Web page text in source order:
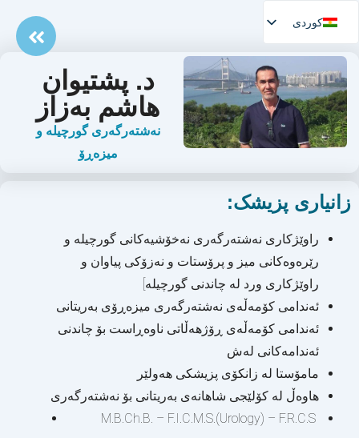
د. پشتیوان
ھاشم بەزاز
نەشتەرگەری گورچیلە و
میزەڕۆ
زانیاری پزیشک:
راوێژکاری نەشتەرگەری نەخۆشیەکانی گورچیلە و
رێرەوەکانی میز و پرۆستات و نەزۆکی پیاوان و
راوێژکاری ورد لە چاندنی گورچیلە]
ئەندامی کۆمەڵەی نەشتەرگەری میزەڕۆی بەریتانی
ئەندامی کۆمەڵەی ڕۆژھەڵاتی ناوەڕاست بۆ چاندنی
ئەندامەکانی لەش
مامۆستا لە زانکۆی پزیشکی ھەولێر
ھاوەڵ لە کۆلێجی شاھانەی بەریتانی بۆ نەشتەرگەری
M.B.Ch.B. – F.I.C.M.S.(Urology) – F.R.C.S
کوردی